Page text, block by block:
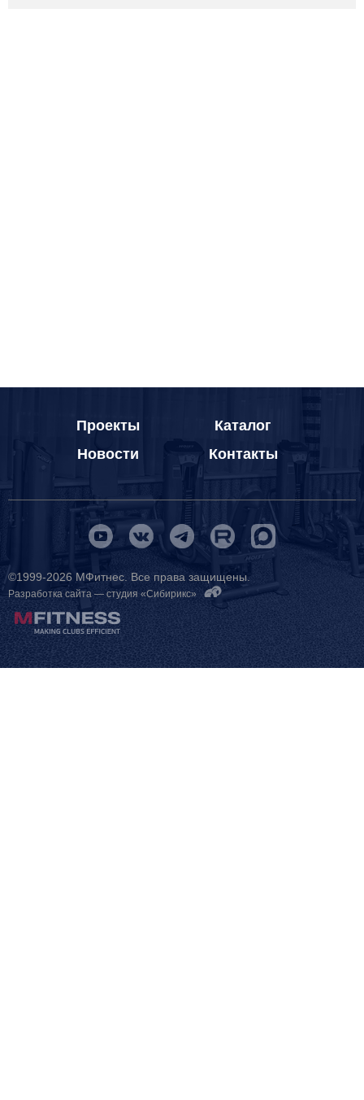
Проекты
Каталог
Новости
Контакты
©1999-2026 МФитнес. Все права защищены.
Разработка сайта — студия «Сибирикс»